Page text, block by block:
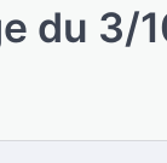
du 3/